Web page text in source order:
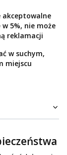
akceptowalne
5%, nie może
reklamacji
w suchym,
miejscu